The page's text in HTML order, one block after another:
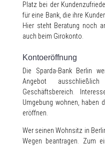
Platz bei der
für eine Bank, die ihre
Hier steht Beratung noch
auch beim Girokonto.
Kontoeröffnung
Die Sparda-Bank Berlin
Angebot
Geschäftsbereich.
Umgebung wohnen, haben
eröffnen.
Wer seinen Wohnsitz in
Wegen beantragen. Zum